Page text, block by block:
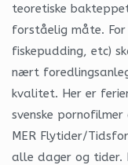
teoretiske
forståelig måte. For
fiskepudding, etc)
nært
kvalitet. Her er
svenske
MER Flytider/
alle dager og